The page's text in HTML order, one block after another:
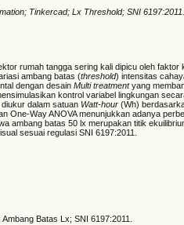
Tinkercad; Lx Threshold; SNI 6197:2011.
rumah tangga sering kali dipicu oleh faktor
ambang batas (threshold) intensitas
dengan desainMulti treatmentyang
kontrol variabel lingkungan
dalam satuan Watt-hour (Wh)
One-Way ANOVA menunjukkan adanya
ambang batas 50 lx merupakan titik
sesuai regulasi SNI 6197:2011.
Batas Lx; SNI 6197:2011.